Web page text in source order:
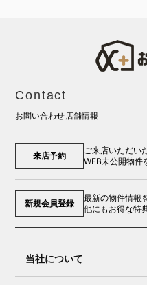
Contact
お問い合わせ 店舗情報
来店予約
ご来店いただい
WEB未公開物件
新規会員登録
最新の物件情報
他にもお得な特
当社について